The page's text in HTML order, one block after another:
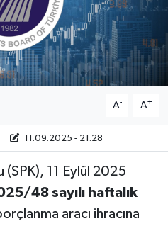
A- A+
11.09.2025 - 21:28
(SPK), 11 Eylül 2025
48 sayılı haftalık
aracı ihracına